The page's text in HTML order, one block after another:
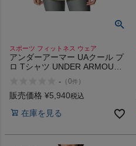
スタッフブログ
スポーツ フィットネス ウェア
アンダーアーマー UAクール プ
ロ Tシャツ UNDER ARMOUR
- （0件 ）
販売価格 ¥5,940税込
在庫を見る